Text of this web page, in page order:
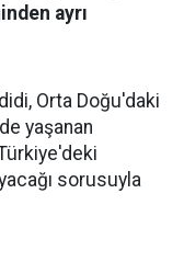
ayrı
Orta Doğu'daki
yaşanan
sorusuyla